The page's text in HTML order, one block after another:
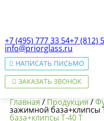
+7 (495) 777 33 54+7 (812)
info@priorglass.ru
НАПИСАТЬ ПИСЬМО
ЗАКАЗАТЬ ЗВОНОК
Главная / Продукция /
зажимной база+клипсы
база+клипсы T-40 Т